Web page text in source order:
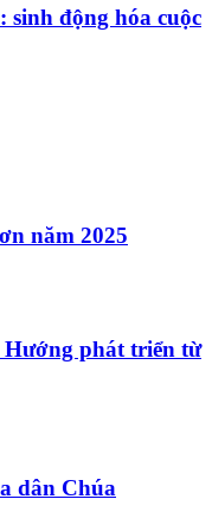
sinh động hóa cuộc
năm 2025
Hướng phát triển từ
dân Chúa